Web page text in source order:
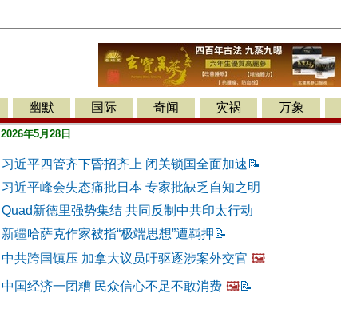
幽默 国际 奇闻 灾祸 万象
2026年5月28日
习近平四管齐下昏招齐上 闭关锁国全面加速 📝
习近平峰会失态痛批日本 专家批缺乏自知之明
Quad新德里强势集结 共同反制中共印太行动
新疆哈萨克作家被指“极端思想”遭羁押 📝
中共跨国镇压 加拿大议员吁驱逐涉案外交官 🖼️
中国经济一团糟 民众信心不足不敢消费 🖼️📝